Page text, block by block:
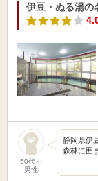
伊豆・ぬる湯の
50代～
男性
静岡県伊
森林に囲